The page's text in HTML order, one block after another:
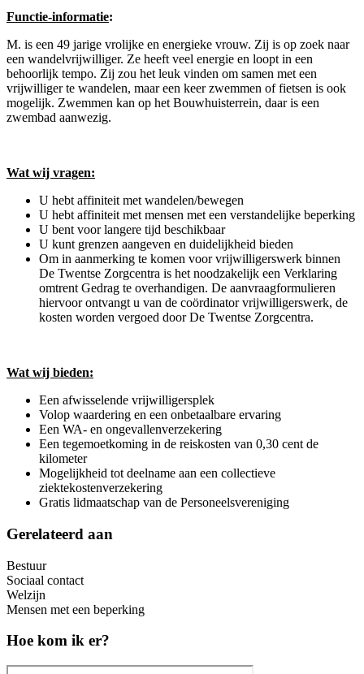
Functie-informatie:
M. is een 49 jarige vrolijke en energieke vrouw. Zij is op zoek naar
een wandelvrijwilliger. Ze heeft veel energie en loopt in een
behoorlijk tempo. Zij zou het leuk vinden om samen met een
vrijwilliger te wandelen, maar een keer zwemmen of fietsen is ook
mogelijk. Zwemmen kan op het Bouwhuisterrein, daar is een
zwembad aanwezig.
Wat wij vragen:
U hebt affiniteit met wandelen/bewegen
U hebt affiniteit met mensen met een verstandelijke beperking
U bent voor langere tijd beschikbaar
U kunt grenzen aangeven en duidelijkheid bieden
Om in aanmerking te komen voor vrijwilligerswerk binnen
De Twentse Zorgcentra is het noodzakelijk een Verklaring
omtrent Gedrag te overhandigen. De aanvraagformulieren
hiervoor ontvangt u van de coördinator vrijwilligerswerk, de
kosten worden vergoed door De Twentse Zorgcentra.
Wat wij bieden:
Een afwisselende vrijwilligersplek
Volop waardering en een onbetaalbare ervaring
Een WA- en ongevallenverzekering
Een tegemoetkoming in de reiskosten van 0,30 cent de
kilometer
Mogelijkheid tot deelname aan een collectieve
ziektekostenverzekering
Gratis lidmaatschap van de Personeelsvereniging
Gerelateerd aan
Bestuur
Sociaal contact
Welzijn
Mensen met een beperking
Hoe kom ik er?